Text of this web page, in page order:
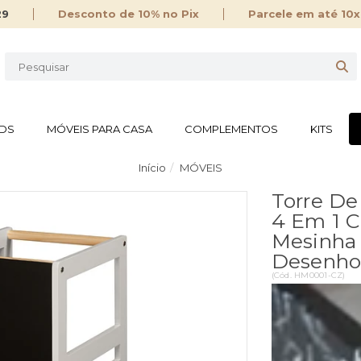
Desconto de 10% no Pix Parcele em até
MÓVEIS PARA CASA COMPLEMENTOS KITS
Início MÓVEIS
Torre
4 Em 1
(Cód. HM0001-CZ)